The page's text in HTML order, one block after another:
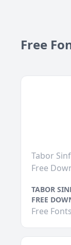
Free
Tabor
Free
TABOR
FREE
Free